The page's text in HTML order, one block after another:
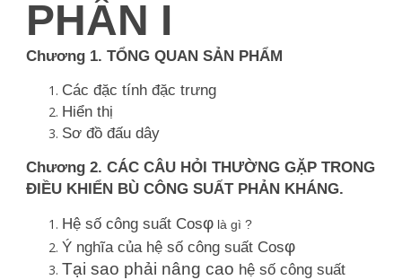
PHẦN I
Chương 1. TỔNG QUAN SẢN PHẨM
Các đặc tính đặc trưng
Hiển thị
Sơ đồ đấu dây
Chương 2. CÁC CÂU HỎI THƯỜNG GẶP TRONG
ĐIỀU KHIỂN BÙ CÔNG SUẤT PHẢN KHÁNG.
Hệ số công suất Cosφ là gì ?
Ý nghĩa của hệ số công suất Cosφ
Tại sao phải nâng cao hệ số công suất